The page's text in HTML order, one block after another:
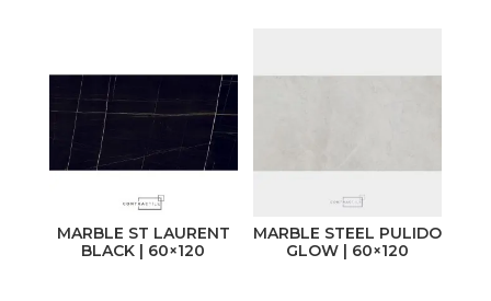
MARBLE ST LAURENT
BLACK | 60×120
MARBLE STEEL PULIDO
GLOW | 60×120